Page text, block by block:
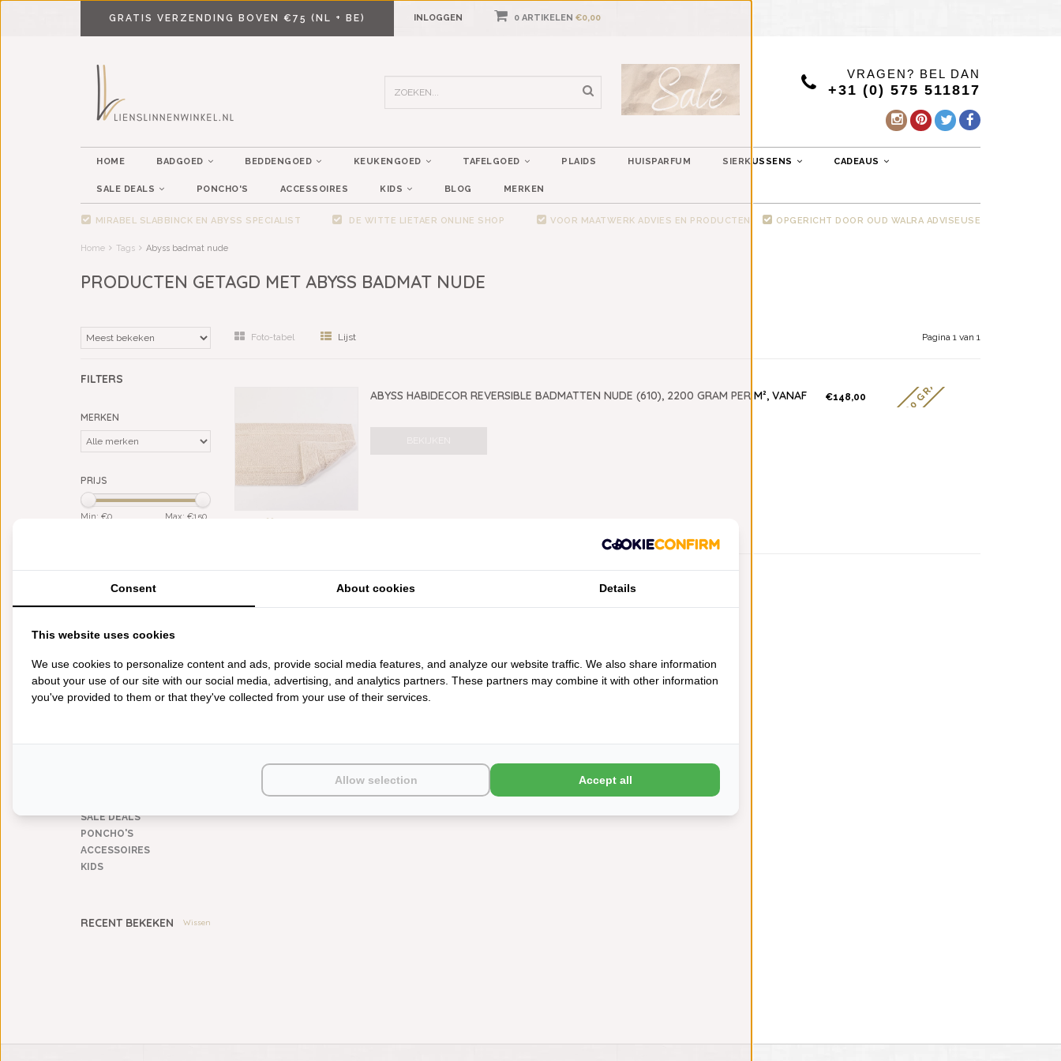
GRATIS VERZENDING BOVEN €75 (NL + BE) INLOGGEN 0 ARTIKELEN €0,00
VRAGEN? BEL DAN
+31 (0) 575 511817
HOME BADGOED BEDDENGOED KEUKENGOED TAFELGOED PLAIDS HUISPARFUM SIERKUSSENS CADEAUS
SALE DEALS PONCHO'S ACCESSOIRES KIDS BLOG MERKEN
MIRABEL SLABBINCK EN ABYSS SPECIALIST DE WITTE LIETAER ONLINE SHOP VOOR MAATWERK ADVIES EN PRODUCTEN OPGERICHT DOOR OUD WALRA ADVISEUSE
Home Tags Abyss badmat nude
PRODUCTEN GETAGD MET ABYSS BADMAT NUDE
Foto-tabel Lijst Pagina 1 van 1
FILTERS
MERKEN
PRIJS
Min: €0 Max: €150
roze(1)
CATEGORIEËN
BADGOED
BEDDENGOED
SALE DEALS
PONCHO'S
ACCESSOIRES
KIDS
RECENT BEKEKEN Wissen
ABYSS HABIDECOR REVERSIBLE BADMATTEN NUDE (610), 2200 GRAM PER M², VANAF 2200 GRAMS
€148,00
Consent About cookies Details
This website uses cookies
We use cookies to personalize content and ads, provide social media features, and analyze our website traffic. We also share information
about your use of our site with our social media, advertising, and analytics partners. These partners may combine it with other information
you've provided to them or that they've collected from your use of their services.
Allow selection Accept all